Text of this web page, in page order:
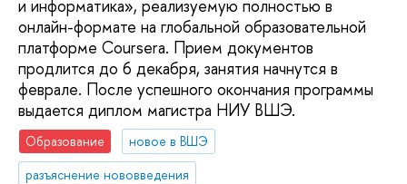
и информатика», реализуемую полностью в
онлайн-формате на глобальной образовательной
платформе Coursera. Прием документов
продлится до 6 декабря, занятия начнутся в
феврале. После успешного окончания программы
выдается диплом магистра НИУ ВШЭ.
Образование
новое в ВШЭ
разъяснение нововведения